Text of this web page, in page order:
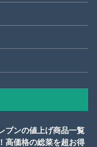
ブンの値上げ商品一覧
高価格の総菜を超お得